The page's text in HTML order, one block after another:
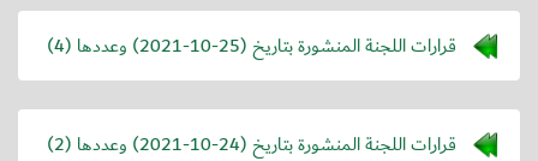
قرارات اللجنة المنشورة بتاريخ (2021-10-25) وعددها (4)
قرارات اللجنة المنشورة بتاريخ (2021-10-24) وعددها (2)